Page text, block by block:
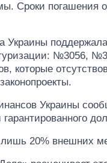
Сроки погашения
Украины
которые
Украины
гарантированного
20% внешних